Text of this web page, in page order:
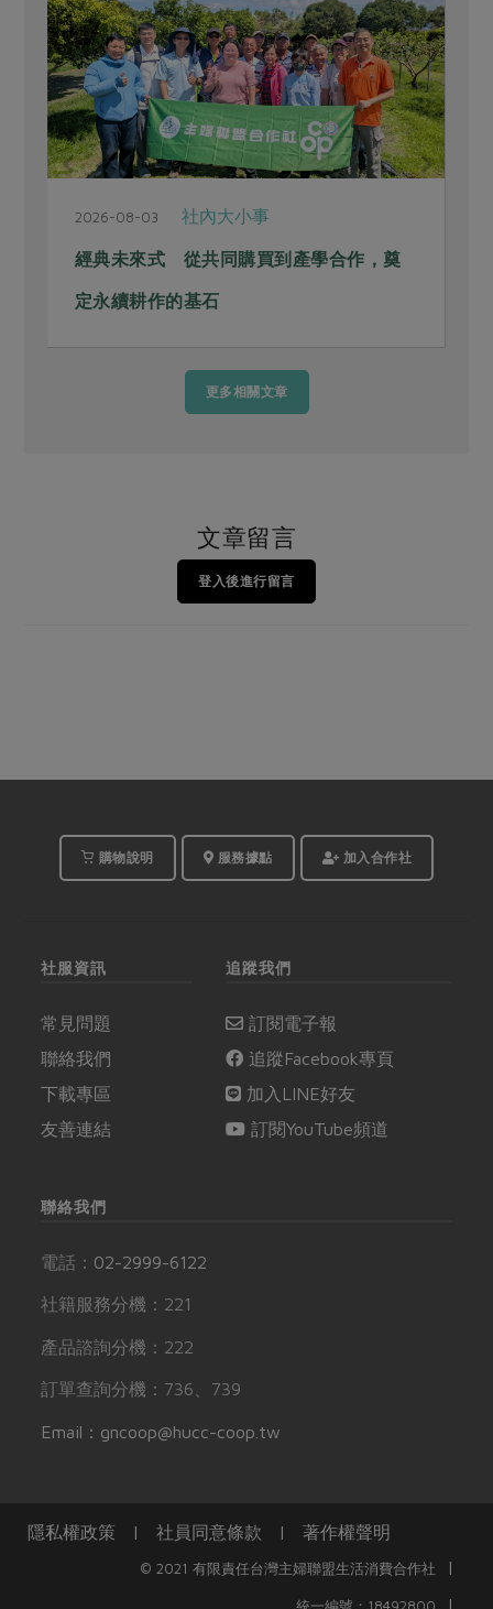
2026-08-03 社內大小事
經典未來式 從共同購買到產學合作，奠
定永續耕作的基石
更多相關文章
文章留言
登入後進行留言
購物說明 服務據點 加入合作社
社服資訊
常見問題
聯絡我們
下載專區
友善連結
追蹤我們
訂閱電子報
追蹤Facebook專頁
加入LINE好友
訂閱YouTube頻道
聯絡我們
電話： 02-2999-6122
社籍服務分機：221
產品諮詢分機：222
訂單查詢分機：736、739
Email：gncoop@hucc-coop.tw
隱私權政策 | 社員同意條款 | 著作權聲明
© 2021 有限責任台灣主婦聯盟生活消費合作社 |
|